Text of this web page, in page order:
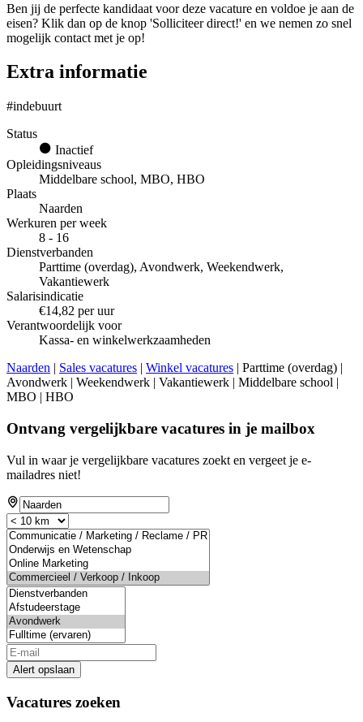
Ben jij de perfecte kandidaat voor deze vacature en voldoe je aan de
eisen? Klik dan op de knop 'Solliciteer direct!' en we nemen zo snel
mogelijk contact met je op!
Extra informatie
#indebuurt
Status
Inactief
Opleidingsniveaus
Middelbare school, MBO, HBO
Plaats
Naarden
Werkuren per week
8 - 16
Dienstverbanden
Parttime (overdag), Avondwerk, Weekendwerk,
Vakantiewerk
Salarisindicatie
€14,82 per uur
Verantwoordelijk voor
Kassa- en winkelwerkzaamheden
Naarden | Sales vacatures | Winkel vacatures | Parttime (overdag) |
Avondwerk | Weekendwerk | Vakantiewerk | Middelbare school |
MBO | HBO
Ontvang vergelijkbare vacatures in je mailbox
Vul in waar je vergelijkbare vacatures zoekt en vergeet je e-
mailadres niet!
Alert opslaan
Vacatures zoeken